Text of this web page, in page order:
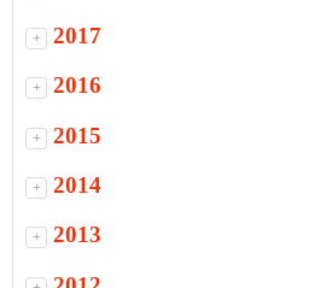
+ 2017
+ 2016
+ 2015
+ 2014
+ 2013